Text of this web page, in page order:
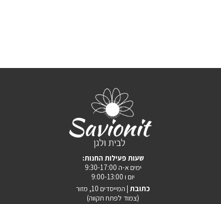
:שעות פעילות החנות
ימים א-ה 9:30-17:00
יום ו 9:00-13:00
כתובת | המייסדים 10, מזור
(צמוד לפתח תקווה)